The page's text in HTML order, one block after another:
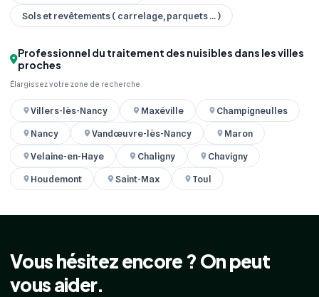
Sols et revêtements ( carrelage, parquets ... )
Professionnel du traitement des nuisibles dans les villes
proches
Élargissez votre zone de recherche
Villers-lès-Nancy Maxéville
Champigneulles
Nancy
Vandœuvre-lès-Nancy
Maron
Velaine-en-Haye
Chaligny
Chavigny
Houdemont
Saint-Max Toul
Vous hésitez encore ? On peut
vous aider.